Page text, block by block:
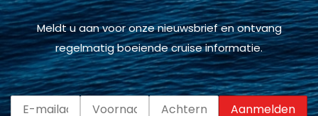
Meldt u aan voor onze nieuwsbrief en ontvang
regelmatig boeiende cruise informatie.